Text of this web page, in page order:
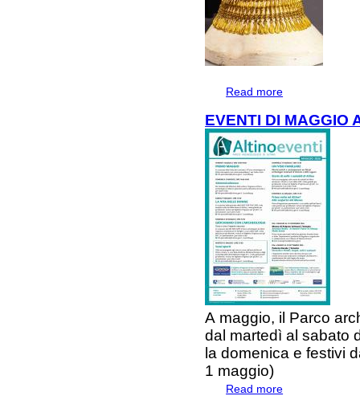
Read more
EVENTI DI MAGGIO
A maggio, il Parco
dal martedì alsabato
la domenica e festivi
1 maggio)
Read more